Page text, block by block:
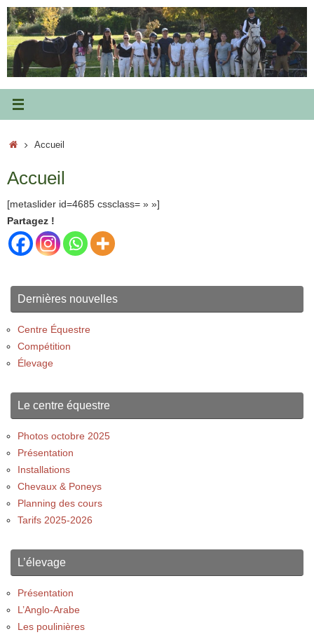
Passer
au
contenu
Accueil
Accueil
Accueil
[metaslider id=4685 cssclass= » »]
Partagez !
Dernières nouvelles
Centre Équestre
Compétition
Élevage
Le centre équestre
Photos octobre 2025
Présentation
Installations
Chevaux & Poneys
Planning des cours
Tarifs 2025-2026
L’élevage
Présentation
L’Anglo-Arabe
Les poulinières